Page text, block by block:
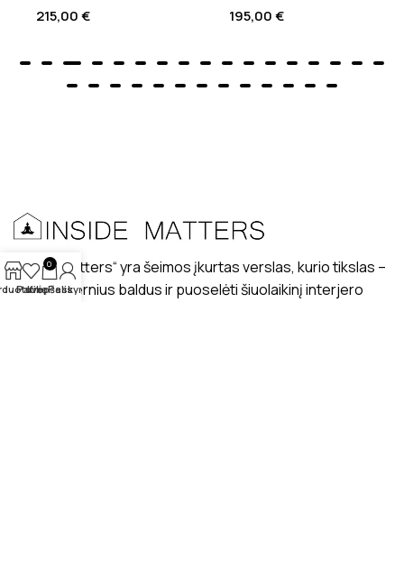
215,00€ 195,00€
„Inside matters“ yra šeimos įkurtas verslas, kurio tikslas –
kurti modernius baldus ir puoselėti šiuolaikinį interjero
Patikę
0
Krepšelis
Paskyra